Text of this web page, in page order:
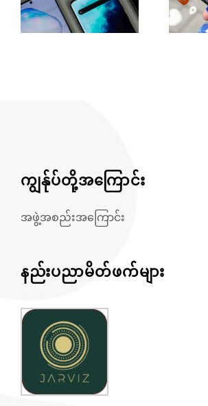
ကျွန်ုပ်တို့အကြောင်း
အဖွဲ့အစည်းအကြောင်း
နည်းပညာမိတ်ဖက်များ